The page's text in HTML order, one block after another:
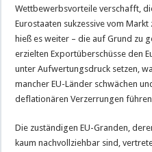
Wettbewerbsvorteile verschafft,
Eurostaaten sukzessive vom
hieß es weiter – die auf Grund zu
erzielten Exportüberschüsse den
unter Aufwertungsdruck setzen,
mancher EU-Länder schwächen
deflationären Verzerrungen
Die zuständigen EU-Granden,
kaum nachvollziehbar sind,